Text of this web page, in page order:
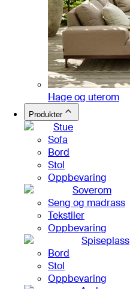
Hage og uterom
Produkter
Stue
Sofa
Bord
Stol
Oppbevaring
Soverom
Seng og madrass
Tekstiler
Oppbevaring
Spiseplass
Bord
Stol
Oppbevaring